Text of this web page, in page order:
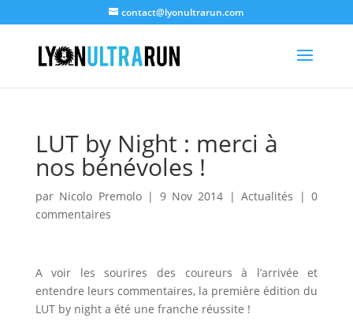
contact@lyonultrarun.com
LUT by Night : merci à
nos bénévoles !
par Nicolo Premolo| 9 Nov 2014 |Actualités |0
commentaires
A voir les sourires des coureurs à l’arrivée et
entendre leurs commentaires, la première édition du
LUT by night a été une franche réussite !